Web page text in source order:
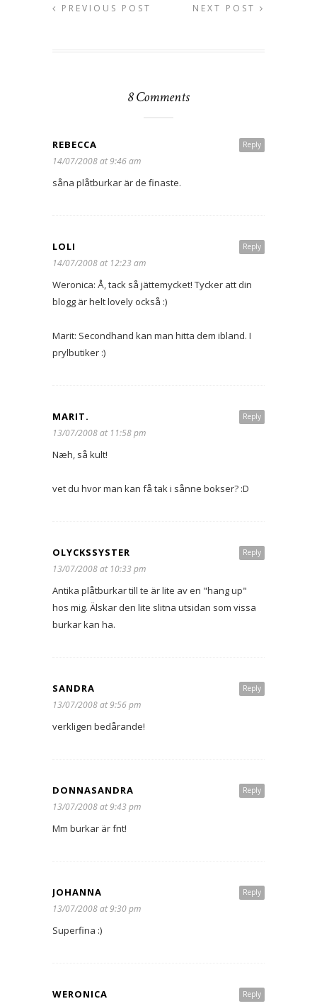
PREVIOUS POST NEXT POST
8 Comments
Reply
REBECCA
14/07/2008 at 9:46 am
såna plåtburkar är de finaste.
Reply
LOLI
14/07/2008 at 12:23 am
Weronica: Å, tack så jättemycket! Tycker att din
blogg är helt lovely också :)
Marit: Secondhand kan man hitta dem ibland. I
prylbutiker :)
Reply
MARIT.
13/07/2008 at 11:58 pm
Næh, så kult!
vet du hvor man kan få tak i sånne bokser? :D
Reply
OLYCKSSYSTER
13/07/2008 at 10:33 pm
Antika plåtburkar till te är lite av en "hang up"
hos mig. Älskar den lite slitna utsidan som vissa
burkar kan ha.
Reply
SANDRA
13/07/2008 at 9:56 pm
verkligen bedårande!
Reply
DONNASANDRA
13/07/2008 at 9:43 pm
Mm burkar är fnt!
Reply
JOHANNA
13/07/2008 at 9:30 pm
Superfina :)
Reply
WERONICA